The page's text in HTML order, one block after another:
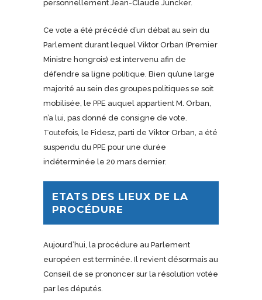
personnellement Jean-Claude Juncker.
Ce vote a été précédé d’un débat au sein du
Parlement durant lequel Viktor Orban (Premier
Ministre hongrois) est intervenu afin de
défendre sa ligne politique. Bien qu’une large
majorité au sein des groupes politiques se soit
mobilisée, le PPE auquel appartient M. Orban,
n’a lui, pas donné de consigne de vote.
Toutefois, le Fidesz, parti de Viktor Orban, a été
suspendu du PPE pour une durée
indéterminée le 20 mars dernier.
ETATS DES LIEUX DE LA
PROCÉDURE
Aujourd’hui, la procédure au Parlement
européen est terminée. Il revient désormais au
Conseil de se prononcer sur la résolution votée
par les députés.